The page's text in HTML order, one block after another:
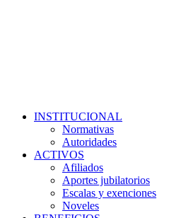
INSTITUCIONAL
Normativas
Autoridades
ACTIVOS
Afiliados
Aportes jubilatorios
Escalas y exenciones
Noveles